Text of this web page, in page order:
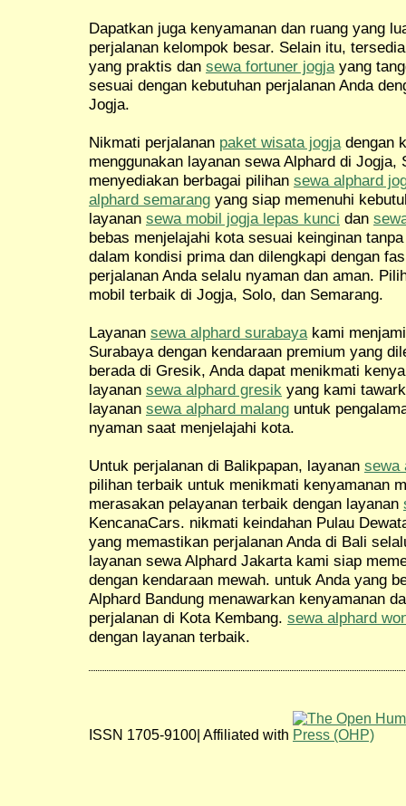
Dapatkan juga kenyamanan dan ruang yang
perjalanan kelompok besar. Selain itu,
yang praktis dan sewa fortuner jogja yang
sesuai dengan kebutuhan perjalanan Anda
Jogja.
Nikmati perjalanan paket wisata jogja dengan
menggunakan layanan sewa Alphard di Jogja,
menyediakan berbagai pilihan sewa alphard
alphard semarang yang siap memenuhi
layanan sewa mobil jogja lepas kunci dan
bebas menjelajahi kota sesuai keinginan
dalam kondisi prima dan dilengkapi dengan
perjalanan Anda selalu nyaman dan aman.
mobil terbaik di Jogja, Solo, dan Semarang.
Layanan sewa alphard surabaya kami
Surabaya dengan kendaraan premium yang
berada di Gresik, Anda dapat menikmati
layanan sewa alphard gresik yang kami
layanan sewa alphard malang untuk
nyaman saat menjelajahi kota.
Untuk perjalanan di Balikpapan, layanan sewa
pilihan terbaik untuk menikmati kenyamanan
merasakan pelayanan terbaik dengan layanan
KencanaCars. nikmati keindahan Pulau
yang memastikan perjalanan Anda di Bali
layanan sewa Alphard Jakarta kami siap
dengan kendaraan mewah. untuk Anda yang
Alphard Bandung menawarkan kenyamanan
perjalanan di Kota Kembang. sewa alphard
dengan layanan terbaik.
ISSN 1705-9100| Affiliated with